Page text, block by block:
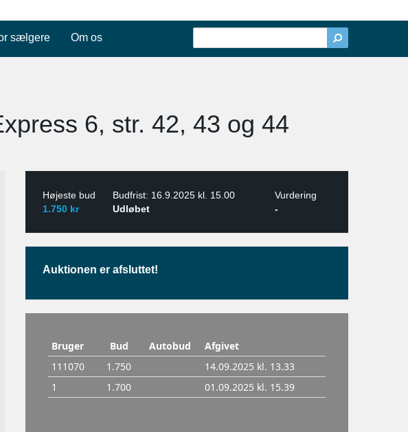
sælgere Om os
6, str. 42, 43 og 44
Højeste bud Budfrist: 16.9.2025 kl. 15.00
Vurdering
1.750 kr
Udløbet -
Auktionen er afsluttet!